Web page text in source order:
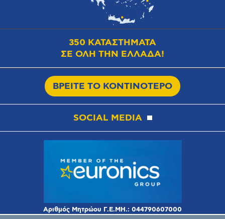
350 ΚΑΤΑΣΤΗΜΑΤΑ
ΣΕ ΟΛΗ ΤΗΝ ΕΛΛΑΔΑ!
ΒΡΕΙΤΕ ΤΟ ΚΟΝΤΙΝΟΤΕΡΟ
SOCIAL MEDIA